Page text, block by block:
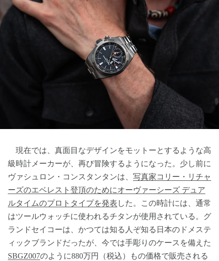
現在では、真面目なデザインをモットーとするような高
級時計メーカーが、再び冒険するようになった。少し前に
ヴァシュロン・コンスタンタンは、 写真家コリー・リチャ
ーズのエベレスト登頂のためにオーヴァーシーズ デュア
ルタイムのプロトタイプを発表 した。この時計には、通常
はツールウォッチに使われるチタンが使用されている。グ
ランドセイコーは、かつては知る人ぞ知る日本のドメステ
ィックブランドだったが、今では手彫りのケースを備えた
SBGZ007のように880万円（税込）もの価格で販売される